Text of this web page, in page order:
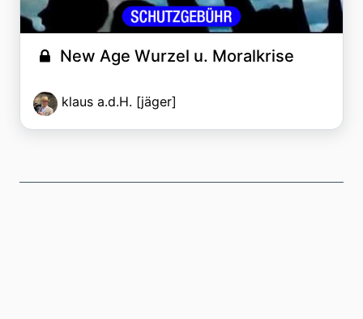
New Age Wurzel u. Moralkrise
klaus a.d.H. [jäger]